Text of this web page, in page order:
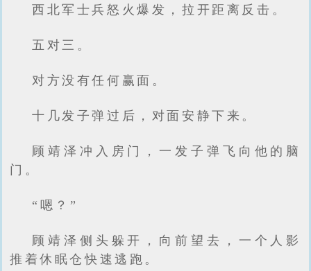
西北军士兵怒火爆发，拉开距离反击。
五对三。
对方没有任何赢面。
十几发子弹过后，对面安静下来。
顾靖泽冲入房门，一发子弹飞向他的脑
门。
“嗯？”
顾靖泽侧头躲开，向前望去，一个人影
推着休眠仓快速逃跑。